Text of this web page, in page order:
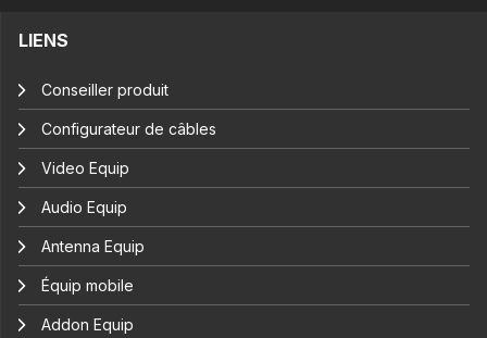
LIENS
Conseiller produit
Configurateur de câbles
Video Equip
Audio Equip
Antenna Equip
Équip mobile
Addon Equip